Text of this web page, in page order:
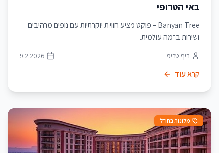
באי הטרופי
Banyan Tree – פוקט מציע חוויות יוקרתיות עם נופים מרהיבים
ושירות ברמה עולמית.
ריף טריפ 9.2.2026
קרא עוד
מלונות בחו"ל